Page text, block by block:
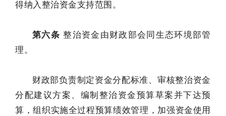
得纳入整治资金支持范围。
第六条 整治资金由财政部会同生态环境部管
理。
财政部负责制定资金分配标准、审核整治资金
分配建议方案、编制整治资金预算草案并下达预
算，组织实施全过程预算绩效管理，加强资金使用